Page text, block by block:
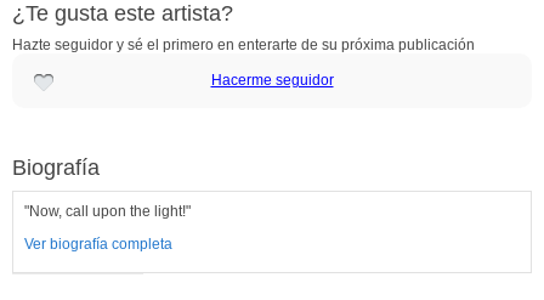
¿Te gusta este artista?
Hazte seguidor y sé el primero en enterarte de su próxima publicación
Hacerme seguidor
Biografía
"Now, call upon the light!"
Ver biografía completa